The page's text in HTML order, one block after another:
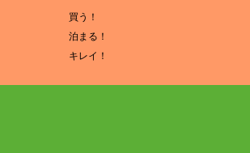
買う！
泊まる！
キレイ！